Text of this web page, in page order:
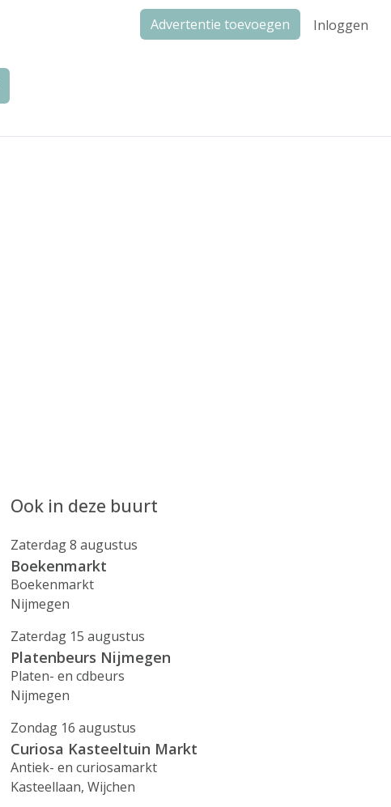
Advertentie toevoegen Inloggen
Ook in deze buurt
Zaterdag 8 augustus
Boekenmarkt
Boekenmarkt
Nijmegen
Zaterdag 15 augustus
Platenbeurs Nijmegen
Platen- en cdbeurs
Nijmegen
Zondag 16 augustus
Curiosa Kasteeltuin Markt
Antiek- en curiosamarkt
Kasteellaan, Wijchen